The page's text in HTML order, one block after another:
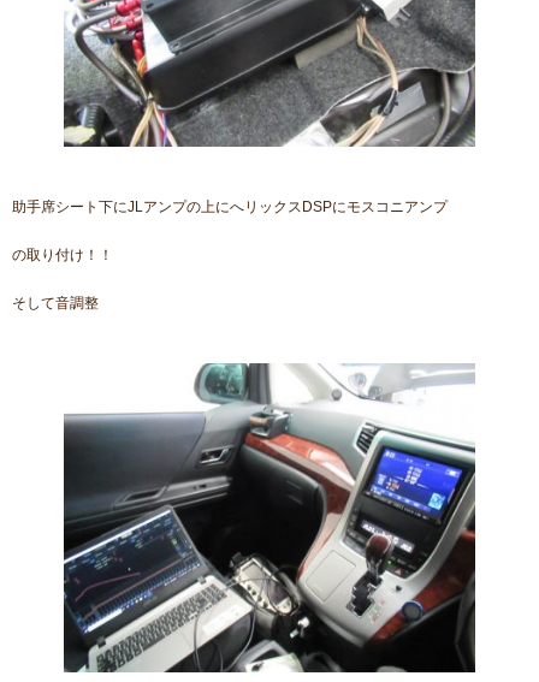
助手席シート下にJLアンプの上にへリックスDSPにモスコニアンプ
の取り付け！！
そして音調整